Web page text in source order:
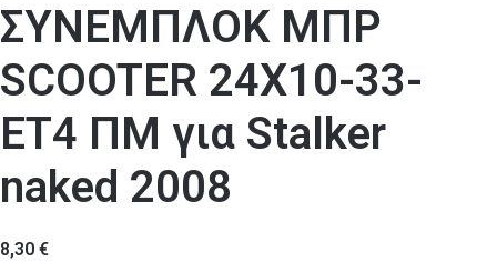
ΣΥΝΕΜΠΛΟΚ ΜΠΡ
SCOOTER 24X10-33-
ET4 ΠΜ για Stalker
naked 2008
8,30 €